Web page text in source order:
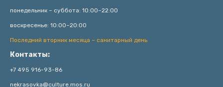
понедельник – суббота: 10:00–22:00
воскресенье: 10:00–20:00
Последний вторник месяца – санитарный день
Контакты:
+7 495 916-93-86
nekrasovka@culture.mos.ru